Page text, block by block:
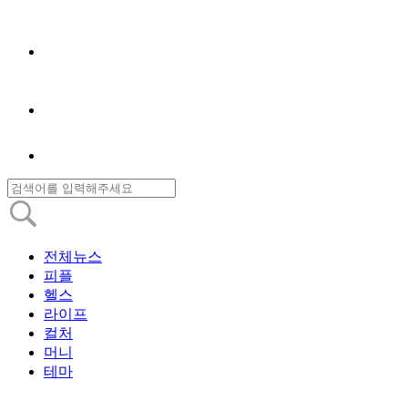
전체뉴스
피플
헬스
라이프
컬처
머니
테마